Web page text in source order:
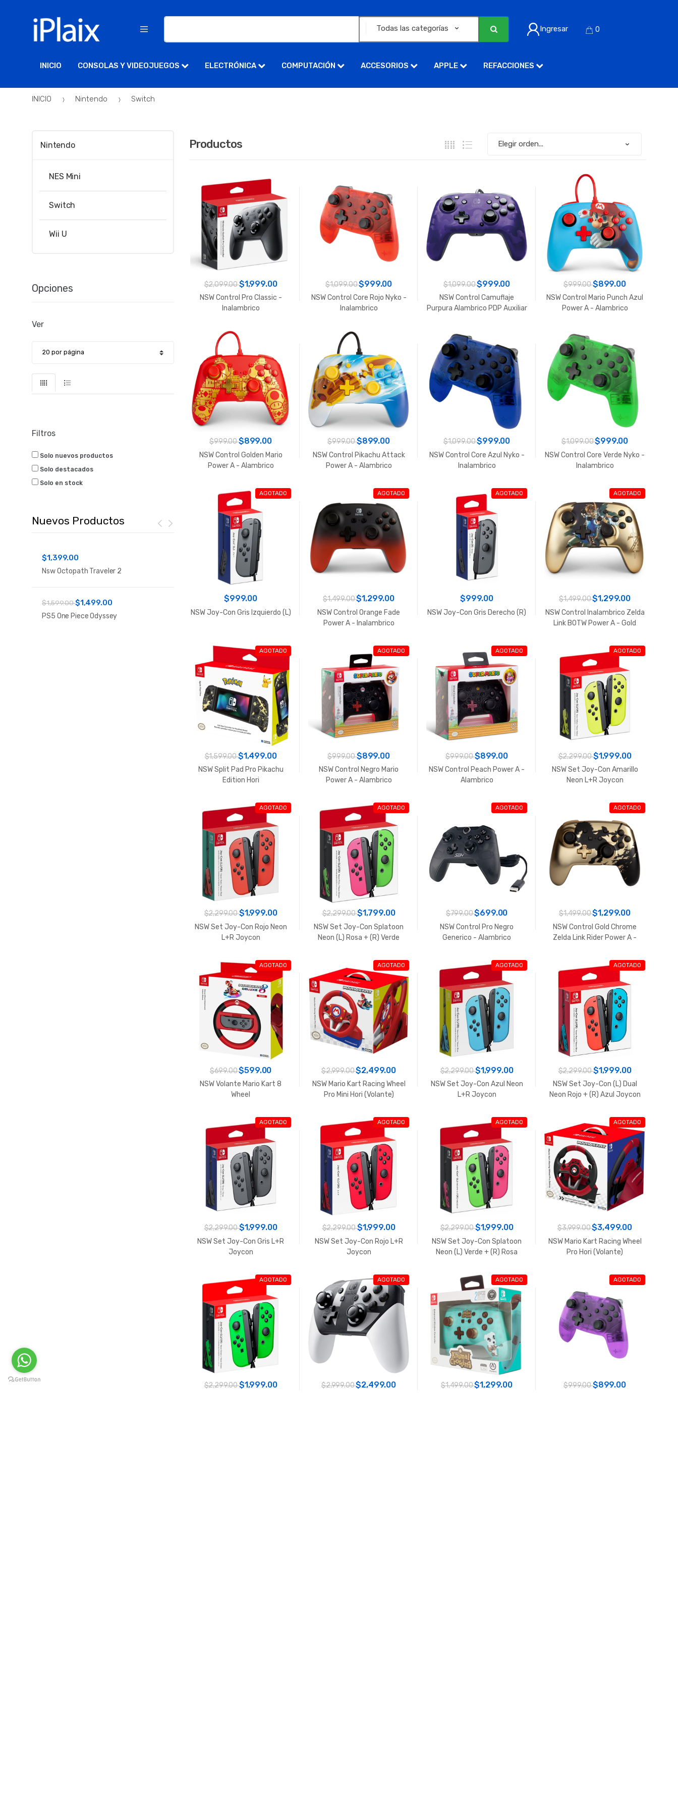
Ingresar 0
INICIO CONSOLAS Y VIDEOJUEGOS ELECTRÓNICA COMPUTACIÓN ACCESORIOS APPLE REFACCIONES
INICIO Nintendo Switch
Productos
$2,099.00$1,999.00
NSW Control Pro Classic -
Inalambrico
$1,099.00$999.00
NSW Control Core Rojo Nyko -
Inalambrico
$1,099.00$999.00
NSW Control Camuflaje
Purpura Alambrico PDP Auxiliar
$999.00$899.00
NSW Control Mario Punch Azul
Power A - Alambrico
$999.00$899.00
NSW Control Golden Mario
Power A - Alambrico
$999.00$899.00
NSW Control Pikachu Attack
Power A - Alambrico
$1,099.00$999.00
NSW Control Core Azul Nyko -
Inalambrico
$1,099.00$999.00
NSW Control Core Verde Nyko -
Inalambrico
AGOTADO
$999.00
NSW Joy-Con Gris Izquierdo (L)
AGOTADO
$1,499.00$1,299.00
NSW Control Orange Fade
Power A - Inalambrico
AGOTADO
$999.00
NSW Joy-Con Gris Derecho (R)
AGOTADO
$1,499.00$1,299.00
NSW Control Inalambrico Zelda
Link BOTW Power A - Gold
AGOTADO
$1,599.00$1,499.00
NSW Split Pad Pro Pikachu
Edition Hori
AGOTADO
$999.00$899.00
NSW Control Negro Mario
Power A - Alambrico
AGOTADO
$999.00$899.00
NSW Control Peach Power A -
Alambrico
AGOTADO
$2,299.00$1,999.00
NSW Set Joy-Con Amarillo
Neon L+R Joycon
AGOTADO
$2,299.00$1,999.00
NSW Set Joy-Con Rojo Neon
L+R Joycon
AGOTADO
$2,299.00$1,799.00
NSW Set Joy-Con Splatoon
Neon (L) Rosa + (R) Verde
AGOTADO
$799.00$699.00
NSW Control Pro Negro
Generico - Alambrico
AGOTADO
$1,499.00$1,299.00
NSW Control Gold Chrome
Zelda Link Rider Power A -
AGOTADO
$699.00$599.00
NSW Volante Mario Kart 8
Wheel
AGOTADO
$2,999.00$2,499.00
NSW Mario Kart Racing Wheel
Pro Mini Hori (Volante)
AGOTADO
$2,299.00$1,999.00
NSW Set Joy-Con Azul Neon
L+R Joycon
AGOTADO
$2,299.00$1,999.00
NSW Set Joy-Con (L) Dual
Neon Rojo + (R) Azul Joycon
AGOTADO
$2,299.00$1,999.00
NSW Set Joy-Con Gris L+R
Joycon
AGOTADO
$2,299.00$1,999.00
NSW Set Joy-Con Rojo L+R
Joycon
AGOTADO
$2,299.00$1,999.00
NSW Set Joy-Con Splatoon
Neon (L) Verde + (R) Rosa
AGOTADO
$3,999.00$3,499.00
NSW Mario Kart Racing Wheel
Pro Hori (Volante)
AGOTADO
$2,299.00$1,999.00
AGOTADO
$2,999.00$2,499.00
AGOTADO
$1,499.00$1,299.00
AGOTADO
$999.00$899.00
Nintendo
NES Mini
Switch
Wii U
Opciones
Ver
Filtros
Solo nuevos productos
Solo destacados
Solo en stock
Nuevos Productos
$1,399.00
Nsw Octopath Traveler 2
$1,599.00$1,499.00
PS5 One Piece Odyssey
$1,299.00
PS4 One Piece Odyssey
Xbox Series X|S Centro de Carga USB-
$999.00
NSW Oled Carcasa
$99.00
Xbox Series X|S Tapa Control Blanco